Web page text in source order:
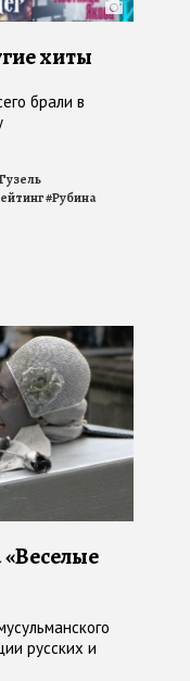
хиты
брали в
Гузель
#Рубина
русских и